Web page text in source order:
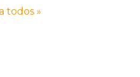
todos »